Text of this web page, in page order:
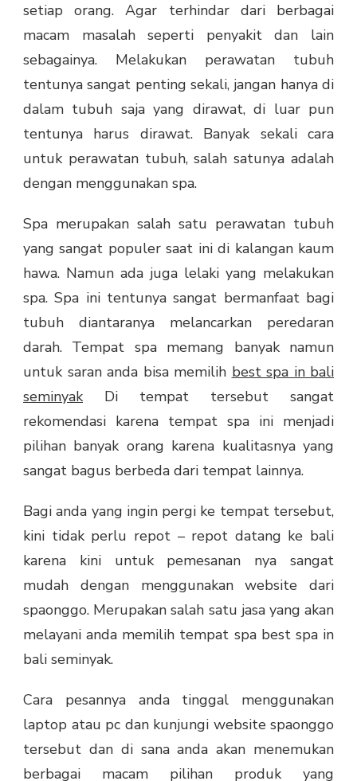
setiap orang. Agar terhindar dari berbagai
macam masalah seperti penyakit dan lain
sebagainya. Melakukan perawatan tubuh
tentunya sangat penting sekali, jangan hanya di
dalam tubuh saja yang dirawat, di luar pun
tentunya harus dirawat. Banyak sekali cara
untuk perawatan tubuh, salah satunya adalah
dengan menggunakan spa.
Spa merupakan salah satu perawatan tubuh
yang sangat populer saat ini di kalangan kaum
hawa. Namun ada juga lelaki yang melakukan
spa. Spa ini tentunya sangat bermanfaat bagi
tubuh diantaranya melancarkan peredaran
darah. Tempat spa memang banyak namun
untuk saran anda bisa memilih best spa in bali
seminyak Di tempat tersebut sangat
rekomendasi karena tempat spa ini menjadi
pilihan banyak orang karena kualitasnya yang
sangat bagus berbeda dari tempat lainnya.
Bagi anda yang ingin pergi ke tempat tersebut,
kini tidak perlu repot – repot datang ke bali
karena kini untuk pemesanan nya sangat
mudah dengan menggunakan website dari
spaonggo. Merupakan salah satu jasa yang akan
melayani anda memilih tempat spa best spa in
bali seminyak.
Cara pesannya anda tinggal menggunakan
laptop atau pc dan kunjungi website spaonggo
tersebut dan di sana anda akan menemukan
berbagai macam pilihan produk yang